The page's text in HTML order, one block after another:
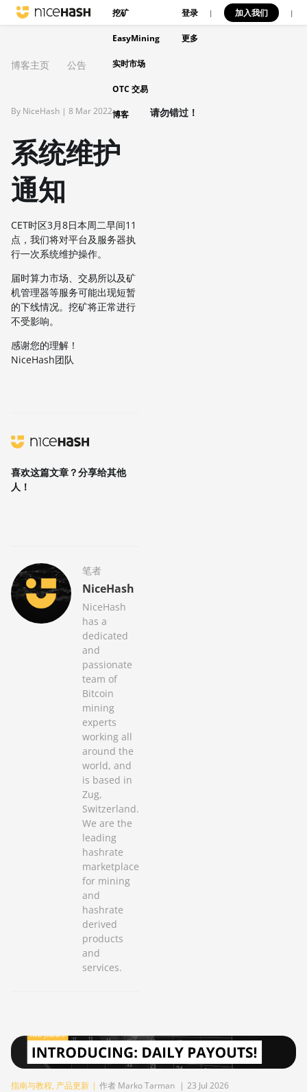
挖矿
EasyMining
实时市场
OTC 交易
博客
登录 | 加入我们 |
更多
博客主页 公告
By NiceHash | 8 Mar 2022
系统维护
通知
CET时区3月8日本周二早间11
点，我们将对平台及服务器执
行一次系统维护操作。
届时算力市场、交易所以及矿
机管理器等服务可能出现短暂
的下线情况。挖矿将正常进行
不受影响。
感谢您的理解！
NiceHash团队
喜欢这篇文章？分享给其他
人！
笔者
NiceHash
NiceHash
has a
dedicated
and
passionate
team of
Bitcoin
mining
experts
working all
around the
world, and
is based in
Zug,
Switzerland.
We are the
leading
hashrate
marketplace
for mining
and
hashrate
derived
products
and
services.
请勿错过！
指南与教程, 产品更新 | 作者 Marko Tarman | 23 Jul 2026